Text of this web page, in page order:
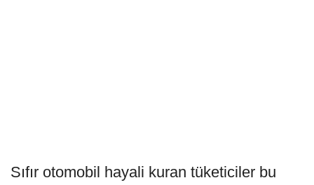
Sıfır otomobil hayali kuran tüketiciler bu